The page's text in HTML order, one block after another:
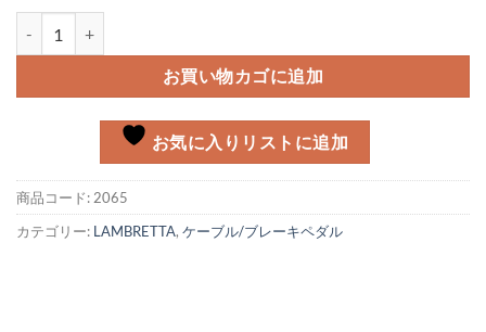
お買い物カゴに追加
お気に入りリストに追加
商品コード:2065
カテゴリー: LAMBRETTA, ケーブル/ブレーキペダル